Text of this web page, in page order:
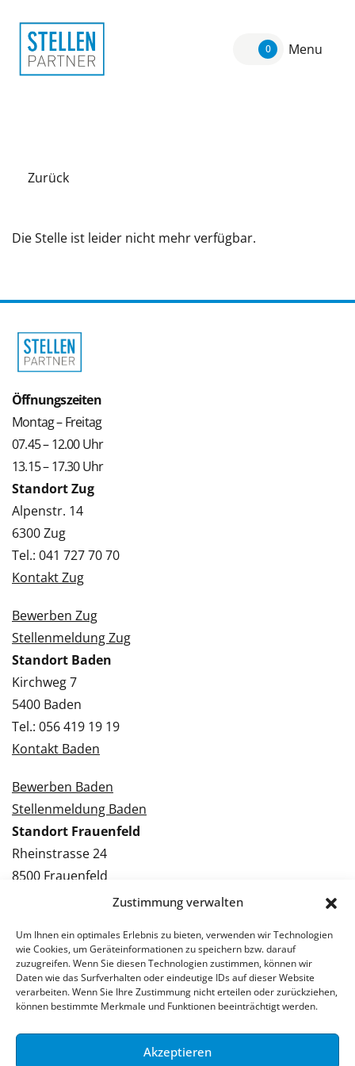
Zustimmung verwalten
Um Ihnen ein optimales Erlebnis zu bieten, verwenden wir Technologien
wie Cookies, um Geräteinformationen zu speichern bzw. darauf
zuzugreifen. Wenn Sie diesen Technologien zustimmen, können wir
Daten wie das Surfverhalten oder eindeutige IDs auf dieser Website
verarbeiten. Wenn Sie Ihre Zustimmung nicht erteilen oder zurückziehen,
können bestimmte Merkmale und Funktionen beeinträchtigt werden.
Akzeptieren
0 Menu
Zurück
Die Stelle ist leider nicht mehr verfügbar.
Öffnungszeiten
Montag – Freitag
07.45 – 12.00 Uhr
13.15 – 17.30 Uhr
Standort Zug
Alpenstr. 14
6300 Zug
Tel.: 041 727 70 70
Kontakt Zug
Bewerben Zug
Stellenmeldung Zug
Standort Baden
Kirchweg 7
5400 Baden
Tel.: 056 419 19 19
Kontakt Baden
Bewerben Baden
Stellenmeldung Baden
Standort Frauenfeld
Rheinstrasse 24
8500 Frauenfeld
Tel.: 052 224 09 09
Bewerben Frauenfeld
Stellenmeldung Frauenfeld
© 2026 Stellenpartner AG